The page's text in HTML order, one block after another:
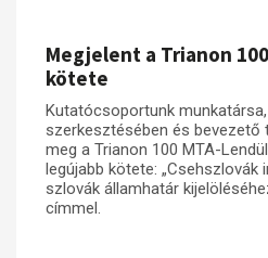
Megjelent a Trianon
kötete
Kutatócsoportunk
szerkesztésében és bevezető
meg a Trianon 100 MTA-
legújabb kötete: „Csehszlovák
szlovák államhatár
címmel.